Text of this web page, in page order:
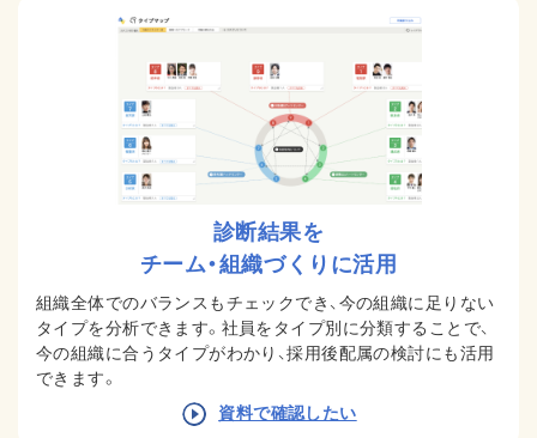
診断結果を
チーム・組織づくりに活用
組織全体でのバランスもチェックでき、今の組織に足りない
タイプを分析できます。 社員をタイプ別に分類することで、
今の組織に合うタイプがわかり、採用後配属の検討にも活用
できます。
資料で確認したい